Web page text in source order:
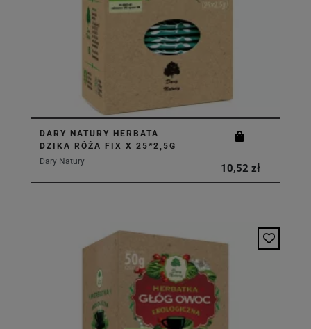
DARY NATURY HERBATA
DZIKA RÓŻA FIX X 25*2,5G
Dary Natury
10,52 zł